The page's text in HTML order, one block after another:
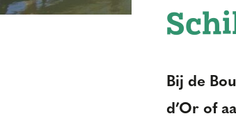
Bij de
d’Or of